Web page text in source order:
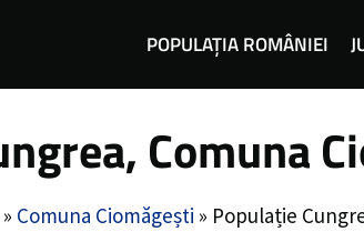
POPULAȚIA ROMÂNIEI
Comuna
» Comuna Ciomăgești » Populație